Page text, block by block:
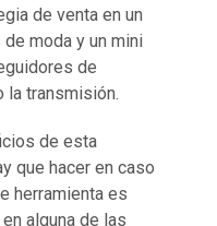
de venta en un
moda y un mini
de
la transmisión.
de esta
que hacer en caso
herramienta es
alguna de las